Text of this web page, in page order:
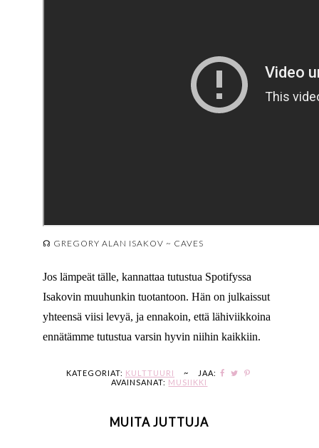
☊ GREGORY ALAN ISAKOV ~ CAVES
Jos lämpeät tälle, kannattaa tutustua Spotifyssa
Isakovin muuhunkin tuotantoon. Hän on julkaissut
yhteensä viisi levyä, ja ennakoin, että lähiviikkoina
ennätämme tutustua varsin hyvin niihin kaikkiin.
KATEGORIAT: KULTTUURI ~
JAA:
AVAINSANAT: MUSIIKKI
MUITA JUTTUJA